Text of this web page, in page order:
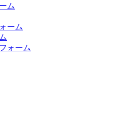
ム
ーム
ォーム